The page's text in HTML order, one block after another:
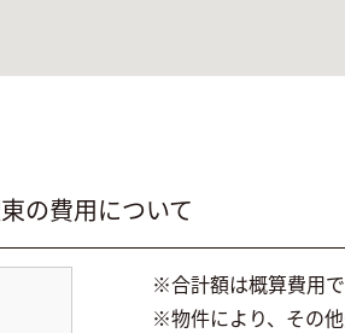
の費用について
※合計額は概算費用
※物件により、その他